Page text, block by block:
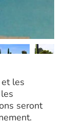
les
seront